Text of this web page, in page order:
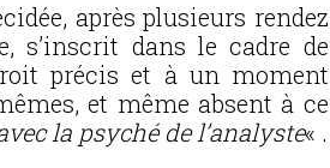
après plusieurs rendez
s’inscrit dans le cadre de
précis et à un moment
et même absent à ce
la psyché de l’analyste« .